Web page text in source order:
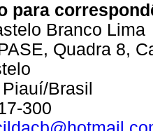
para
Branco Lima
Quadra 8,
Brasil
300